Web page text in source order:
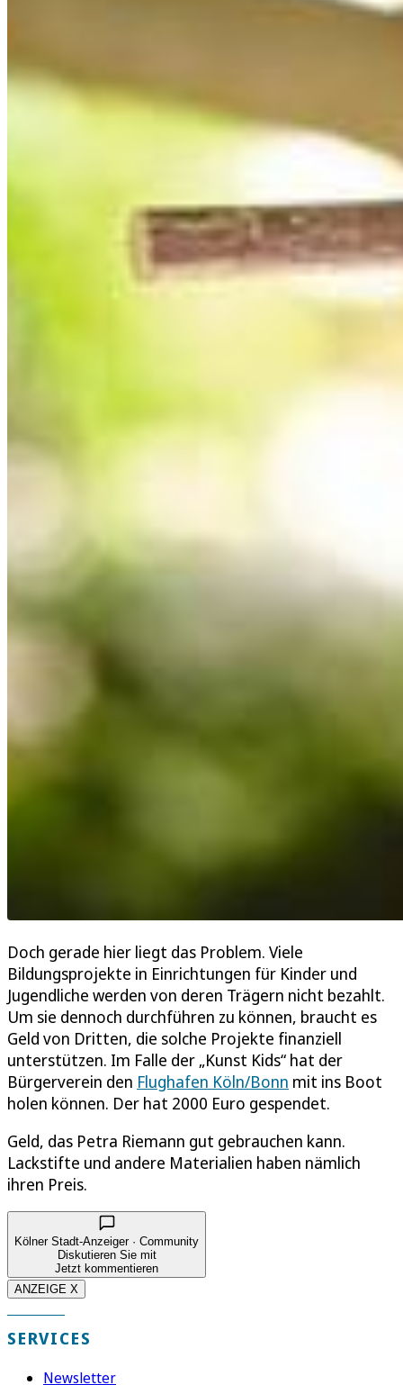
Doch gerade hier liegt das Problem. Viele
Bildungsprojekte in Einrichtungen für Kinder und
Jugendliche werden von deren Trägern nicht bezahlt.
Um sie dennoch durchführen zu können, braucht es
Geld von Dritten, die solche Projekte finanziell
unterstützen. Im Falle der „Kunst Kids“ hat der
Bürgerverein den Flughafen Köln/Bonn mit ins Boot
holen können. Der hat 2000 Euro gespendet.
Geld, das Petra Riemann gut gebrauchen kann.
Lackstifte und andere Materialien haben nämlich
ihren Preis.
Kölner Stadt-Anzeiger · Community
Diskutieren Sie mit
Jetzt kommentieren
ANZEIGE X
SERVICES
Newsletter